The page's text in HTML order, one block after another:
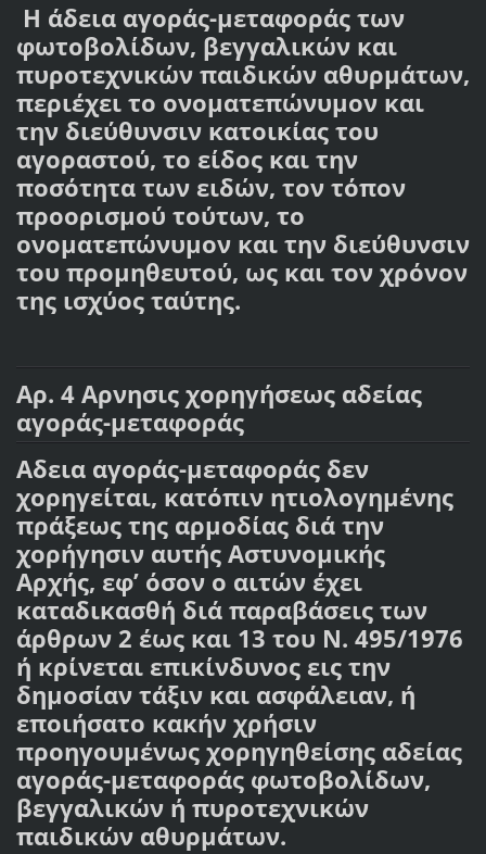
Η άδεια αγοράς-μεταφοράς των
φωτοβολίδων, βεγγαλικών και
πυροτεχνικών παιδικών αθυρμάτων,
περιέχει το ονοματεπώνυμον και
την διεύθυνσιν κατοικίας του
αγοραστού, το είδος και την
ποσότητα των ειδών, τον τόπον
προορισμού τούτων, το
ονοματεπώνυμον και την διεύθυνσιν
του προμηθευτού, ως και τον χρόνον
της ισχύος ταύτης.
Αρ. 4 Αρνησις χορηγήσεως αδείας
αγοράς-μεταφοράς
Αδεια αγοράς-μεταφοράς δεν
χορηγείται, κατόπιν ητιολογημένης
πράξεως της αρμοδίας διά την
χορήγησιν αυτής Αστυνομικής
Αρχής, εφ’ όσον ο αιτών έχει
καταδικασθή διά παραβάσεις των
άρθρων 2 έως και 13 του Ν. 495/1976
ή κρίνεται επικίνδυνος εις την
δημοσίαν τάξιν και ασφάλειαν, ή
εποιήσατο κακήν χρήσιν
προηγουμένως χορηγηθείσης αδείας
αγοράς-μεταφοράς φωτοβολίδων,
βεγγαλικών ή πυροτεχνικών
παιδικών αθυρμάτων.